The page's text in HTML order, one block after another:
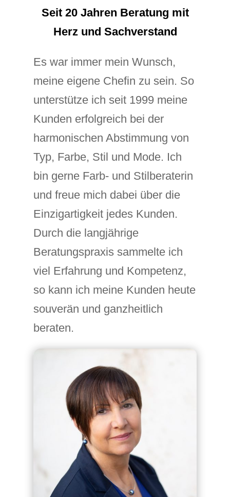
Seit 20 Jahren Beratung mit
Herz und Sachverstand
Es war immer mein Wunsch,
meine eigene Chefin zu sein. So
unterstütze ich seit 1999 meine
Kunden erfolgreich bei der
harmonischen Abstimmung von
Typ, Farbe, Stil und Mode. Ich
bin gerne Farb- und Stilberaterin
und freue mich dabei über die
Einzigartigkeit jedes Kunden.
Durch die langjährige
Beratungspraxis sammelte ich
viel Erfahrung und Kompetenz,
so kann ich meine Kunden heute
souverän und ganzheitlich
beraten.